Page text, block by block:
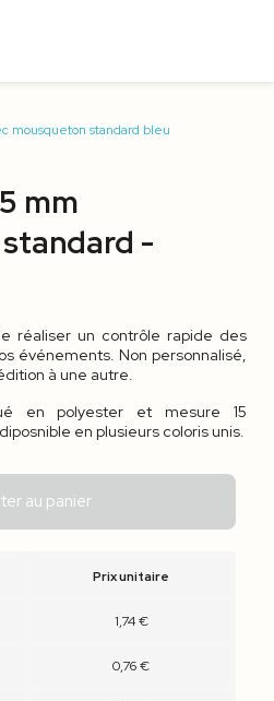
mm
-
réaliser un contrôle rapide des
événements. Non personnalisé,
à une autre.
en polyester et mesure 15
en plusieurs coloris unis.
au panier
Prix unitaire
1,74 €
0,76 €